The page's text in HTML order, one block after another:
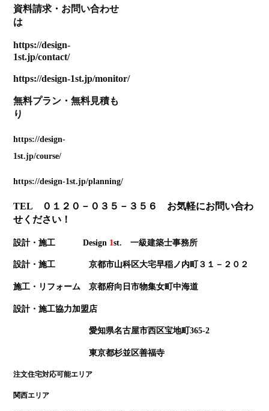
資料請求・ お問い合わせ
は
https://design-
1st.jp/contact/
https://design-1st.jp/monitor/
無料プラン ・無料見積も
り
https://design-
1st.jp/course/
https://design-1st.jp/planning/
TEL ０１２０－０３５－３５６ お気軽にお問い合わ
せください！
設計・施工 Design 1st. 一級建築士事務所
設計・施工 京都市山科区大宅早稲ノ内町３１－２０２
施工・リフォーム 京都府向日市物集女町中海道
設計・施工協力加盟店
愛知県名古屋市西区宝地町365-2
東京都杉並区善福寺
注文住宅対応可能エリア
関西エリア